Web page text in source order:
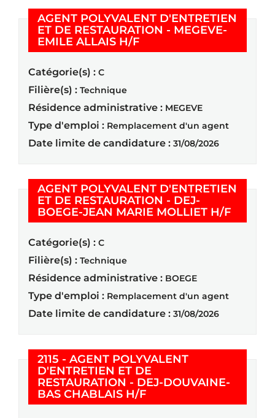
AGENT POLYVALENT D'ENTRETIEN
ET DE RESTAURATION - MEGEVE-
EMILE ALLAIS H/F(Nouvelle fenêtre)
Catégorie(s) : C
Filière(s) : Technique
Résidence administrative : MEGEVE
Type d'emploi : Remplacement d'un agent
Date limite de candidature : 31/08/2026
AGENT POLYVALENT D'ENTRETIEN
ET DE RESTAURATION - DEJ-
BOEGE-JEAN MARIE MOLLIET H/F
Catégorie(s) : C
Filière(s) : Technique
Résidence administrative : BOEGE
Type d'emploi : Remplacement d'un agent
Date limite de candidature : 31/08/2026
2115 - AGENT POLYVALENT
D'ENTRETIEN ET DE
RESTAURATION - DEJ-DOUVAINE-
BAS CHABLAIS H/F(Nouvelle fenêtre)